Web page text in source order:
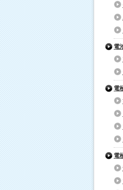
電
電
電